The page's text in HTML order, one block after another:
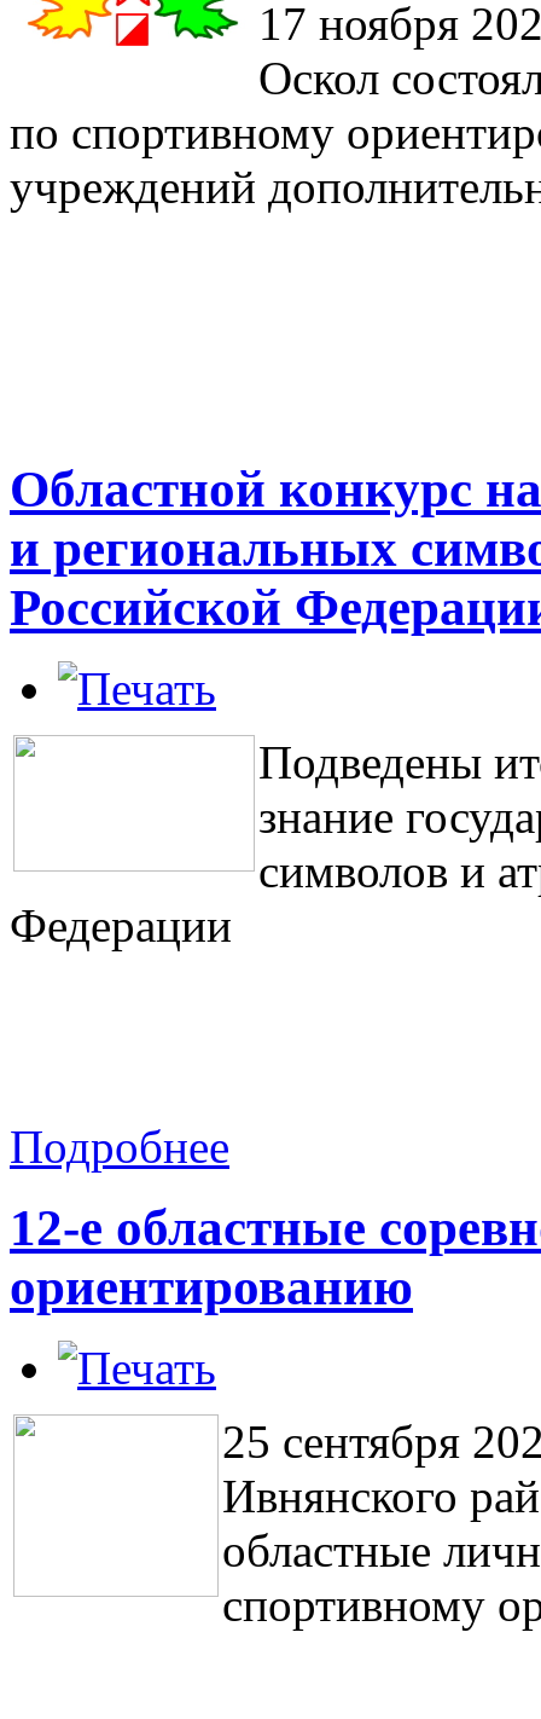
17 ноября
Оскол
по спортивному
учреждений
Областной конкурс
и региональных
Российской
Подведены
знание
символов и
Федерации
Подробнее
12-е областные
ориентированию
25 сентября
Ивнянского
областные
спортивному